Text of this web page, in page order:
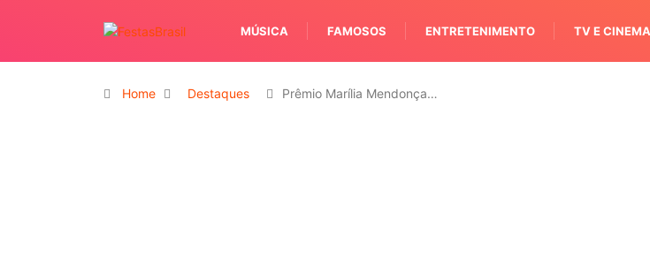
MÚSICA FAMOSOS ENTRETENIMENTO TV E CINEMA
Home Destaques Prêmio Marília Mendonça…